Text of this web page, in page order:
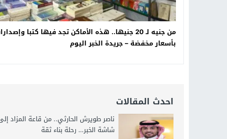
من جنيه لـ 20 جنيها.. هذه الأماكن تجد فيها كتبا
بأسعار مخفضة – جريدة الخبر اليوم
احدث المقالات
ناصر طويرش الحارثي.. من قاعة المزاد
شاشة الخبر… رحلة بناء ثقة